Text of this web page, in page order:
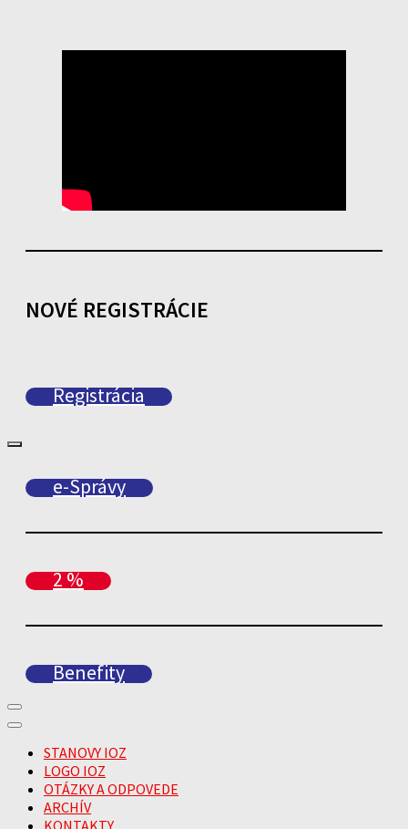
NOVÉ REGISTRÁCIE
Registrácia
e-Správy
2 %
Benefity
STANOVY IOZ
LOGO IOZ
OTÁZKY A ODPOVEDE
ARCHÍV
KONTAKTY